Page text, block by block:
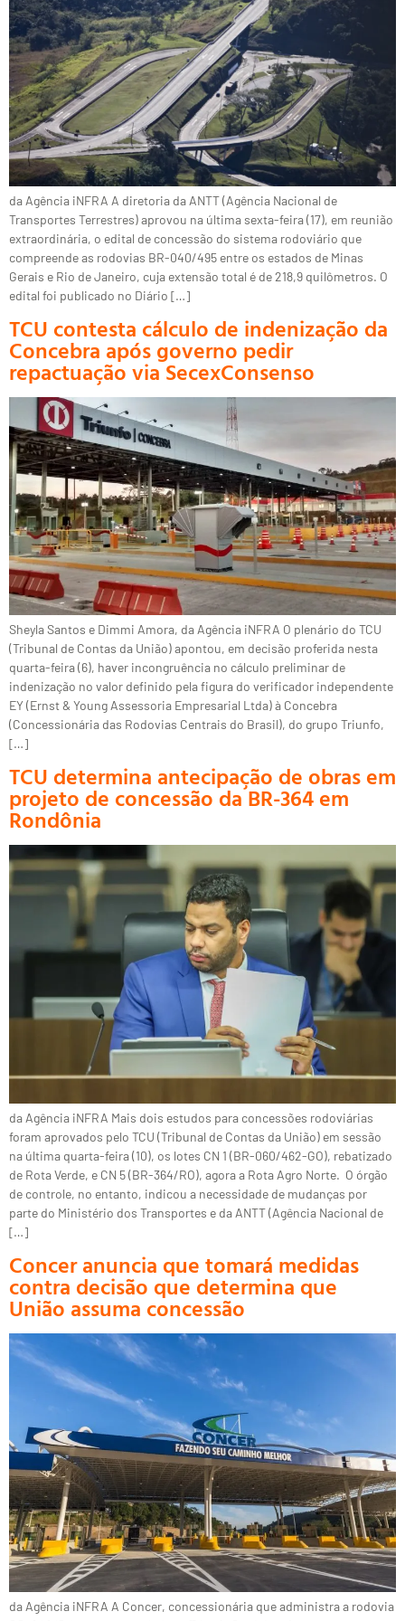
da Agência iNFRA A diretoria da ANTT (Agência Nacional de
Transportes Terrestres) aprovou na última sexta-feira (17), em reunião
extraordinária, o edital de concessão do sistema rodoviário que
compreende as rodovias BR-040/495 entre os estados de Minas
Gerais e Rio de Janeiro, cuja extensão total é de 218,9 quilômetros. O
edital foi publicado no Diário […]
TCU contesta cálculo de indenização da
Concebra após governo pedir
repactuação via SecexConsenso
Sheyla Santos e Dimmi Amora, da Agência iNFRA O plenário do TCU
(Tribunal de Contas da União) apontou, em decisão proferida nesta
quarta-feira (6), haver incongruência no cálculo preliminar de
indenização no valor definido pela figura do verificador independente
EY (Ernst & Young Assessoria Empresarial Ltda) à Concebra
(Concessionária das Rodovias Centrais do Brasil), do grupo Triunfo,
[…]
TCU determina antecipação de obras em
projeto de concessão da BR-364 em
Rondônia
da Agência iNFRA Mais dois estudos para concessões rodoviárias
foram aprovados pelo TCU (Tribunal de Contas da União) em sessão
na última quarta-feira (10), os lotes CN 1 (BR-060/462-GO), rebatizado
de Rota Verde, e CN 5 (BR-364/RO), agora a Rota Agro Norte. O órgão
de controle, no entanto, indicou a necessidade de mudanças por
parte do Ministério dos Transportes e da ANTT (Agência Nacional de
[…]
Concer anuncia que tomará medidas
contra decisão que determina que
União assuma concessão
da Agência iNFRA A Concer, concessionária que administra a rodovia